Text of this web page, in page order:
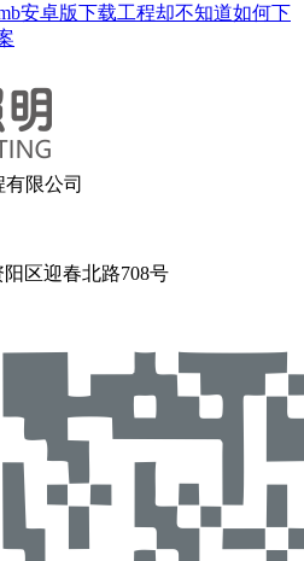
安卓版下载工程却不知道如何下
限公司
阳区迎春北路708号